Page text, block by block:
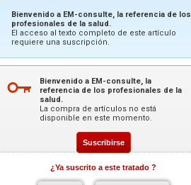
Bienvenido a EM-consulte, la referencia de los
profesionales de la salud.
El acceso al texto completo de este artículo
requiere una suscripción.
Bienvenido a EM-consulte, la
referencia de los profesionales de la
salud.
La compra de artículos no está
disponible en este momento.
Suscribirse
¿Ya suscrito a este tratado ?